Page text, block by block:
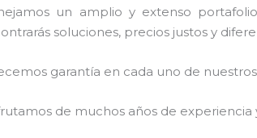
un amplio y extenso
soluciones, precios justos y
garantía en cada uno de nuestros
de muchos años de experiencia